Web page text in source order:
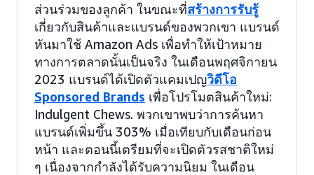
ส่วนร่วมของลูกค้า ในขณะที่สร้างการรับรู้
เกี่ยวกับสินค้าและแบรนด์ของพวกเขา แบรนด์
หันมาใช้ Amazon Ads เพื่อทำให้เป้าหมาย
ทางการตลาดนั้นเป็นจริง ในเดือนพฤศจิกายน
2023 แบรนด์ได้เปิดตัวแคมเปญวิดีโอ
Sponsored Brands เพื่อโปรโมตสินค้าใหม่:
Indulgent Chews. พวกเขาพบว่าการค้นหา
แบรนด์เพิ่มขึ้น 303% เมื่อเทียบกับเดือนก่อน
หน้า และตอนนี้เตรียมที่จะเปิดตัวรสชาติใหม่
ๆ เนื่องจากกำลังได้รับความนิยม ในเดือน